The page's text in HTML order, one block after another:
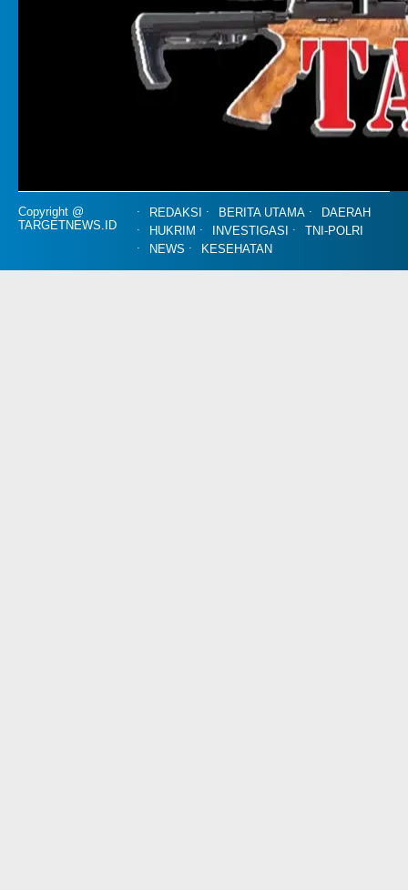
Copyright @
TARGETNEWS.ID
REDAKSI BERITA UTAMA
DAERAH
HUKRIM
INVESTIGASI
TNI-POLRI
NEWS
KESEHATAN